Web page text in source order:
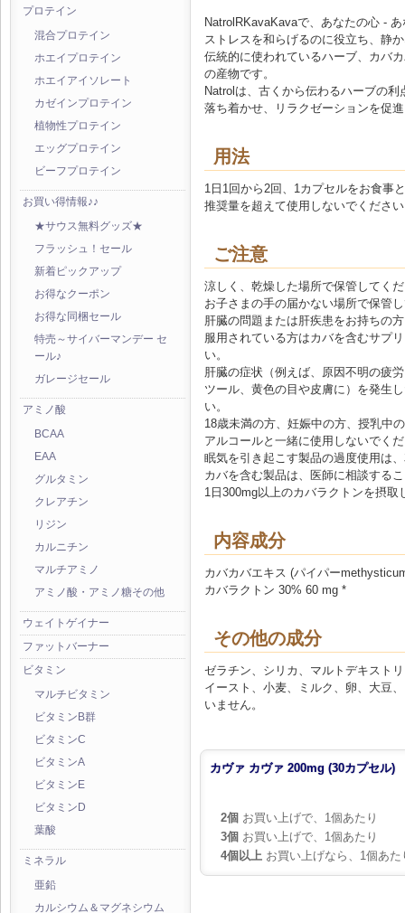
プロテイン
混合プロテイン
ホエイプロテイン
ホエイアイソレート
カゼインプロテイン
植物性プロテイン
エッグプロテイン
ビーフプロテイン
お買い得情報♪♪
★サウス無料グッズ★
フラッシュ！セール
新着ピックアップ
お得なクーポン
お得な同梱セール
特売～サイバーマンデー セ
ール♪
ガレージセール
アミノ酸
BCAA
EAA
グルタミン
クレアチン
リジン
カルニチン
マルチアミノ
アミノ酸・アミノ糖その他
ウェイトゲイナー
ファットバーナー
ビタミン
マルチビタミン
ビタミンB群
ビタミンC
ビタミンA
ビタミンE
ビタミンD
葉酸
ミネラル
亜鉛
カルシウム＆マグネシウム
NatrolRKavaKavaで、あなたの心 -
ストレスを和らげるのに役立ち、静
伝統的に使われているハーブ、カバ
の産物です。
Natrolは、古くから伝わるハーブの
落ち着かせ、リラクゼーションを促
用法
1日1回から2回、1カプセルをお食事
推奨量を超えて使用しないでくださ
ご注意
涼しく、乾燥した場所で保管してく
お子さまの手の届かない場所で保管
肝臓の問題または肝疾患をお持ちの
服用されている方はカバを含むサプ
い。
肝臓の症状（例えば、原因不明の疲
ツール、黄色の目や皮膚に）を発生
い。
18歳未満の方、妊娠中の方、授乳中
アルコールと一緒に使用しないでく
眠気を引き起こす製品の過度使用は
カバを含む製品は、医師に相談する
1日300mg以上のカバラクトンを摂取
内容成分
カバカバエキス (パイパー
カバラクトン 30% 60 mg *
その他の成分
ゼラチン、シリカ、マルトデキスト
イースト、小麦、ミルク、卵、大豆
いません。
カヴァ カヴァ 200mg (30カプセル)
2個 お買い上げで、1個あたり
3個 お買い上げで、1個あたり
4個以上 お買い上げなら、1個あた